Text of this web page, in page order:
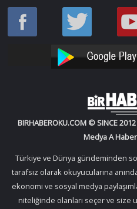
Haber
Oku
Haber
Oku
Bir
BIRHABEROKU.COM © SINCE
Medya A
Türkiye ve Dünya gündeminden
tarafsız olarak okuyucularına
ekonomi ve sosyal medya
niteliğinde olanları seçer ve size